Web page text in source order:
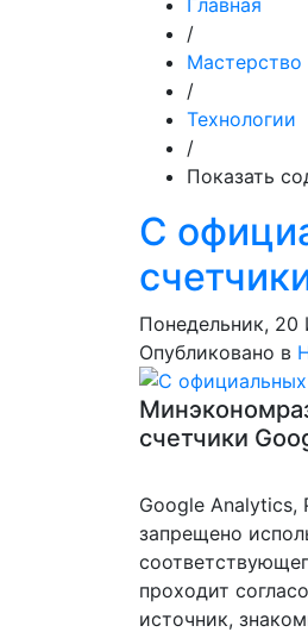
Главная
/
Мастерство
/
Технологии
/
Показать
С
Понедельник, 20
Опубликовано в
счетчики
Google Analytics,
запрещено
проходит
источник,